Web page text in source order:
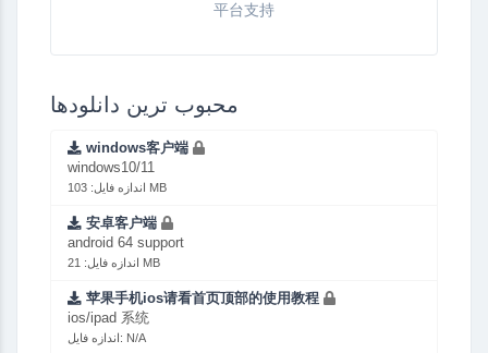
平台支持
محبوب ترین دانلودها
windows客户端
windows10/11
اندازه فایل: 103 MB
安卓客户端
android 64 support
اندازه فایل: 21 MB
苹果手机ios请看首页顶部的使用教程
ios/ipad 系统
اندازه فایل: N/A